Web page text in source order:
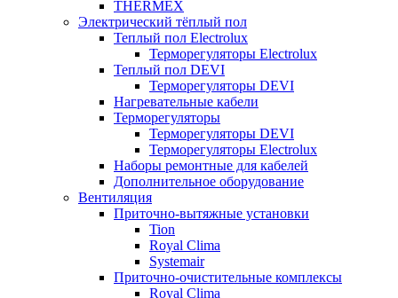
THERMEX
Электрический тёплый пол
Теплый пол Electrolux
Терморегуляторы Electrolux
Теплый пол DEVI
Терморегуляторы DEVI
Нагревательные кабели
Терморегуляторы
Терморегуляторы DEVI
Терморегуляторы Electrolux
Наборы ремонтные для кабелей
Дополнительное оборудование
Вентиляция
Приточно-вытяжные установки
Tion
Royal Clima
Systemair
Приточно-очистительные комплексы
Royal Clima